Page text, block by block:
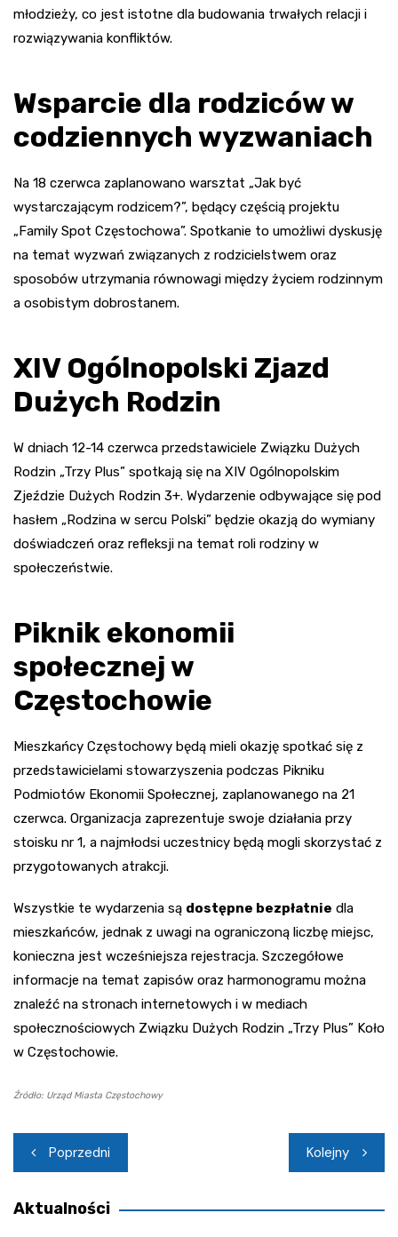
młodzieży, co jest istotne dla budowania trwałych relacji i
rozwiązywania konfliktów.
Wsparcie dla rodziców w
codziennych wyzwaniach
Na 18 czerwca zaplanowano warsztat „Jak być
wystarczającym rodzicem?”, będący częścią projektu
„Family Spot Częstochowa”. Spotkanie to umożliwi dyskusję
na temat wyzwań związanych z rodzicielstwem oraz
sposobów utrzymania równowagi między życiem rodzinnym
a osobistym dobrostanem.
XIV Ogólnopolski Zjazd
Dużych Rodzin
W dniach 12-14 czerwca przedstawiciele Związku Dużych
Rodzin „Trzy Plus” spotkają się na XIV Ogólnopolskim
Zjeździe Dużych Rodzin 3+. Wydarzenie odbywające się pod
hasłem „Rodzina w sercu Polski” będzie okazją do wymiany
doświadczeń oraz refleksji na temat roli rodziny w
społeczeństwie.
Piknik ekonomii
społecznej w
Częstochowie
Mieszkańcy Częstochowy będą mieli okazję spotkać się z
przedstawicielami stowarzyszenia podczas Pikniku
Podmiotów Ekonomii Społecznej, zaplanowanego na 21
czerwca. Organizacja zaprezentuje swoje działania przy
stoisku nr 1, a najmłodsi uczestnicy będą mogli skorzystać z
przygotowanych atrakcji.
Wszystkie te wydarzenia są dostępne bezpłatnie dla
mieszkańców, jednak z uwagi na ograniczoną liczbę miejsc,
konieczna jest wcześniejsza rejestracja. Szczegółowe
informacje na temat zapisów oraz harmonogramu można
znaleźć na stronach internetowych i w mediach
społecznościowych Związku Dużych Rodzin „Trzy Plus” Koło
w Częstochowie.
Źródło: Urząd Miasta Częstochowy
Nawigacja
wpisu
Poprzedni Kolejny
Aktualności